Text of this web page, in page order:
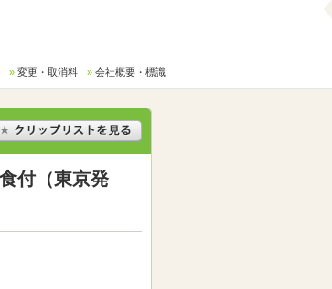
変更・取消料 会社概要・標識
付（東京発